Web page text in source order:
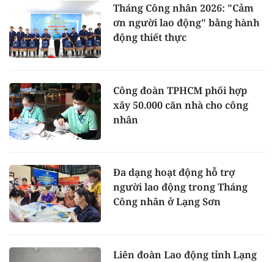
Tháng Công nhân 2026: "Cảm
ơn người lao động" bằng hành
động thiết thực
Công đoàn TPHCM phối hợp
xây 50.000 căn nhà cho công
nhân
Đa dạng hoạt động hỗ trợ
người lao động trong Tháng
Công nhân ở Lạng Sơn
Liên đoàn Lao động tỉnh Lạng